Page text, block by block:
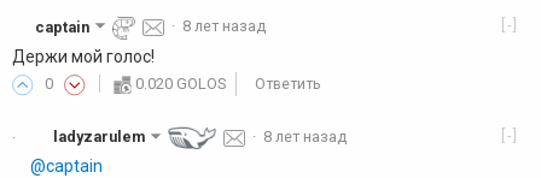
[-]
captain · 8 лет назад
Держи мой голос!
0 0.020 GOLOS Ответить
· [-]
ladyzarulem · 8 лет назад
@captain